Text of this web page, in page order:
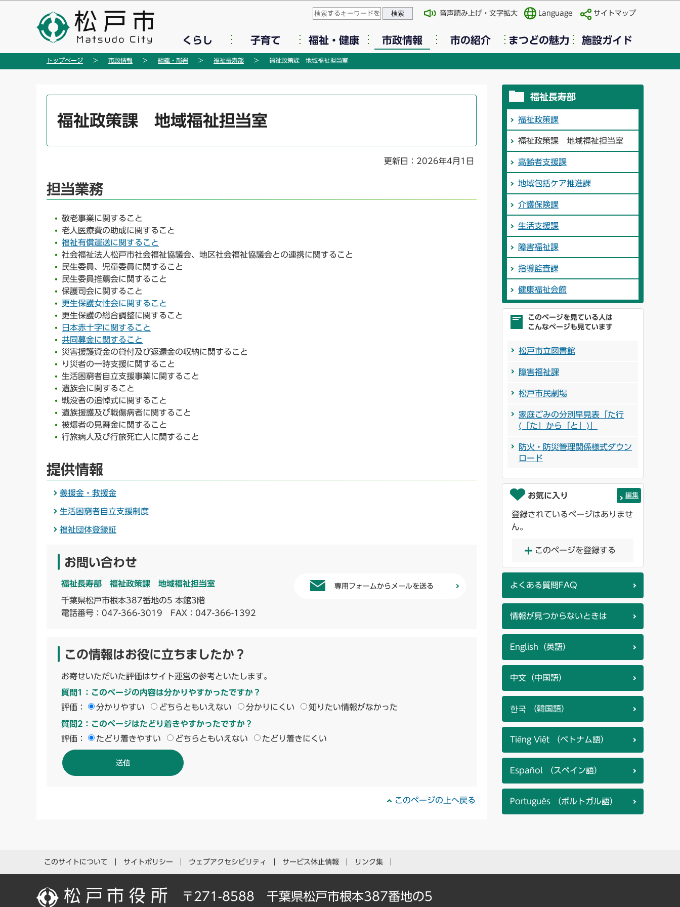
の
このページの本文へ移動
音声読み上げ・文字拡大 Language サイトマップ
くらし 子育て 福祉・健康 市政情報 市の紹介 まつどの魅力 施設ガイド
トップページ 市政情報 組織・部署 福祉長寿部 福祉政策課 地域福祉担当室
福祉政策課 地域福祉担当室
更新日：2026年4月1日
担当業務
敬老事業に関すること
老人医療費の助成に関すること
福祉有償運送に関すること
社会福祉法人松戸市社会福祉協議会、地区社会福祉協議会との連携に関すること
民生委員、児童委員に関すること
民生委員推薦会に関すること
保護司会に関すること
更生保護女性会に関すること
更生保護の総合調整に関すること
日本赤十字に関すること
共同募金に関すること
災害援護資金の貸付及び返還金の収納に関すること
り災者の一時支援に関すること
生活困窮者自立支援事業に関すること
遺族会に関すること
戦没者の追悼式に関すること
遺族援護及び戦傷病者に関すること
被爆者の見舞金に関すること
行旅病人及び行旅死亡人に関すること
提供情報
義援金・救援金
生活困窮者自立支援制度
福祉団体登録証
お問い合わせ
福祉長寿部 福祉政策課 地域福祉担当室
千葉県松戸市根本387番地の5 本館3階
電話番号： 047-366-3019 FAX：047-366-1392
専用フォームからメールを送る
この情報はお役に立ちましたか？
お寄せいただいた評価はサイト運営の参考といたします。
質問1：このページの内容は分かりやすかったですか？
評価：
分かりやすい どちらともいえない 分かりにくい 知りたい情報がなかった
質問2：このページはたどり着きやすかったですか？
評価：
たどり着きやすい どちらともいえない たどり着きにくい
このページの上へ戻る
福祉長寿部
福祉政策課
福祉政策課 地域福祉担当室
高齢者支援課
地域包括ケア推進課
介護保険課
生活支援課
障害福祉課
指導監査課
健康福祉会館
このページを見ている人は
こんなページも見ています
松戸市立図書館
障害福祉課
松戸市民劇場
家庭ごみの分別早見表「た行
(「た」から「と」)」
防火・防災管理関係様式ダウン
ロード
お気に入り 編集
登録されているページはありませ
ん。
このページを登録する
よくある質問FAQ
情報が見つからないときは
English（英語）
中文（中国語）
한국 （韓国語）
Tiếng Việt （ベトナム語）
Español （スペイン語）
Português （ポルトガル語）
このサイトについて サイトポリシー ウェブアクセシビリティ サービス休止情報 リンク集
〒271-8588 千葉県松戸市根本387番地の5